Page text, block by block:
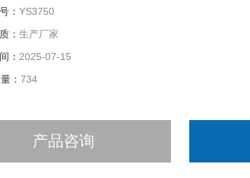
： YS3750
： 生产厂家
： 2025-07-15
： 734
产品咨询